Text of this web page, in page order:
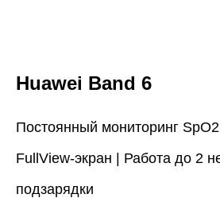
Huawei Band 6
Постоянный мониторинг
FullView-экран | Работа до 2
подзарядки